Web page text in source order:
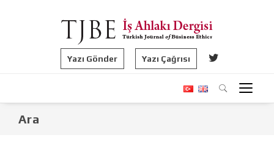
Yazı Gönder Yazı Çağrısı
Ara